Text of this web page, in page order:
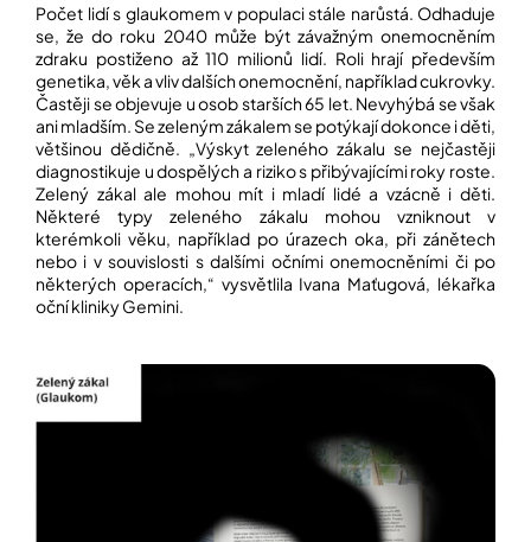
Počet lidí s glaukomem v populaci stále narůstá. Odhaduje
se, že do roku 2040 může být závažným onemocněním
zdraku postiženo až 110 milionů lidí. Roli hrají především
genetika, věk a vliv dalších onemocnění, například cukrovky.
Častěji se objevuje u osob starších 65 let. Nevyhýbá se však
ani mladším. Se zeleným zákalem se potýkají dokonce i děti,
většinou dědičně. „Výskyt zeleného zákalu se nejčastěji
diagnostikuje u dospělých a riziko s přibývajícími roky roste.
Zelený zákal ale mohou mít i mladí lidé a vzácně i děti.
Některé typy zeleného zákalu mohou vzniknout v
kterémkoli věku, například po úrazech oka, při zánětech
nebo i v souvislosti s dalšími očními onemocněními či po
některých operacích,“ vysvětlila Ivana Maťugová, lékařka
oční kliniky Gemini.